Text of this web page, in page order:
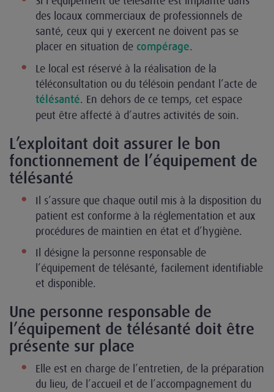
des locaux commerciaux de professionnels de
santé, ceux qui y exercent ne doivent pas se
placer en situation de compérage.
Le local est réservé à la réalisation de la
téléconsultation ou du télésoin pendant l’acte de
télésanté. En dehors de ce temps, cet espace
peut être affecté à d’autres activités de soin.
L’exploitant doit assurer le bon
fonctionnement de l’équipement de
télésanté
Il s’assure que chaque outil mis à la disposition du
patient est conforme à la réglementation et aux
procédures de maintien en état et d’hygiène.
Il désigne la personne responsable de
l’équipement de télésanté, facilement identifiable
et disponible.
Une personne responsable de
l’équipement de télésanté doit être
présente sur place
Elle est en charge de l’entretien, de la préparation
du lieu, de l’accueil et de l’accompagnement du